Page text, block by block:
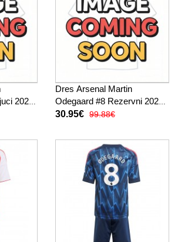
2026-
Dres Arsenal Martin
Odegaard #8 Rezervni 2026-
27 Kratak Rukav
30.95€ 99.88€